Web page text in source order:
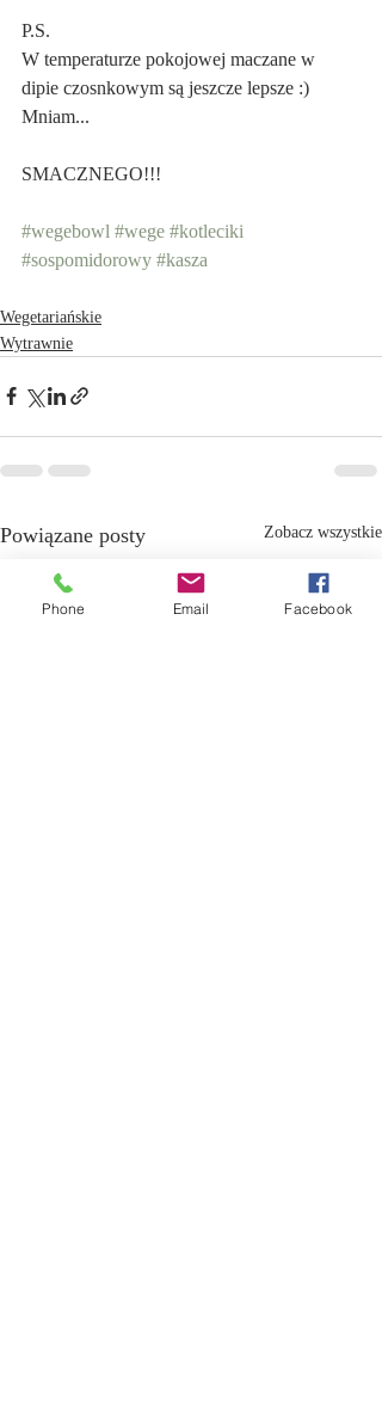
P.S.
W temperaturze pokojowej maczane w
dipie czosnkowym są jeszcze lepsze :)
Mniam...
SMACZNEGO!!!
#wegebowl #wege #kotleciki
#sospomidorowy #kasza
Wegetariańskie
Wytrawnie
Powiązane posty Zobacz wszystkie
Phone Email Facebook